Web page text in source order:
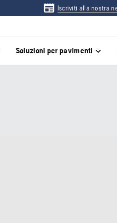
Iscriviti alla nostra
Soluzioni per pavimenti